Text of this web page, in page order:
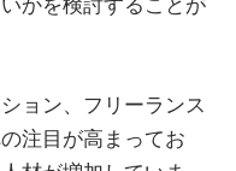
ョン、フリーランス
注目が高まってお